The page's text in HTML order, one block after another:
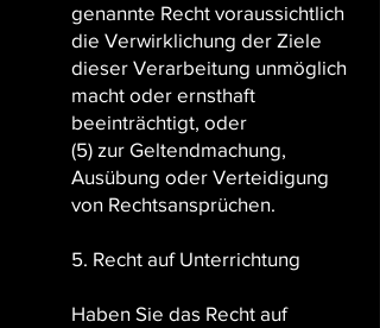
genannte Recht voraussichtlich
die Verwirklichung der Ziele
dieser Verarbeitung unmöglich
macht oder ernsthaft
beeinträchtigt, oder
(5) zur Geltendmachung,
Ausübung oder Verteidigung
von Rechtsansprüchen.
5. Recht auf Unterrichtung
Haben Sie das Recht auf